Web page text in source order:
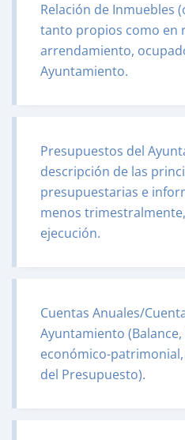
Relación de Inmuebles
tanto propios como en
arrendamiento,
Ayuntamiento.
Presupuestos del
descripción de las
presupuestarias e
menos
ejecución.
Cuentas Anuales/
Ayuntamiento
económico-
del Presupuesto).